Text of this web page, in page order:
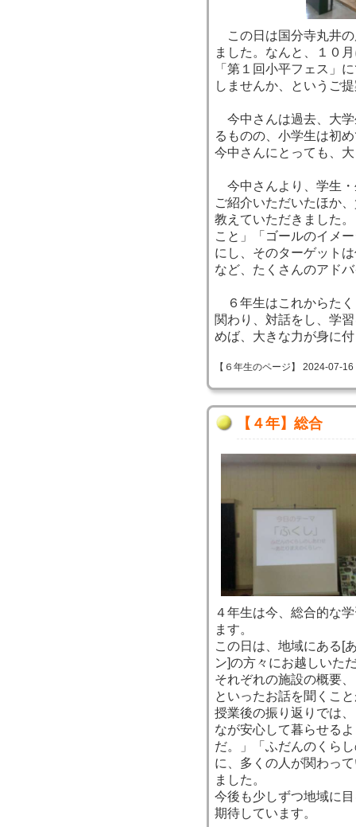
この日は国分寺丸井の
ました。なんと、１０
「第１回小平フェス」
しませんか、というご
今中さんは過去、大学
るものの、小学生は初
今中さんにとっても、
今中さんより、学生・
ご紹介いただいたほか
教えていただきました
こと」「ゴールのイメ
にし、そのターゲット
など、たくさんのアド
６年生はこれからたく
関わり、対話をし、学
めば、大きな力が身に
【６年生のページ】 2024-07-
【４年】総合
４年生は今、総合的な
ます。
この日は、地域にある[
ン]の方々にお越しいた
それぞれの施設の概要
といったお話を聞くこ
授業後の振り返りでは
なが安心して暮らせる
だ。」「ふだんのくら
に、多くの人が関わっ
ました。
今後も少しずつ地域に
期待しています。